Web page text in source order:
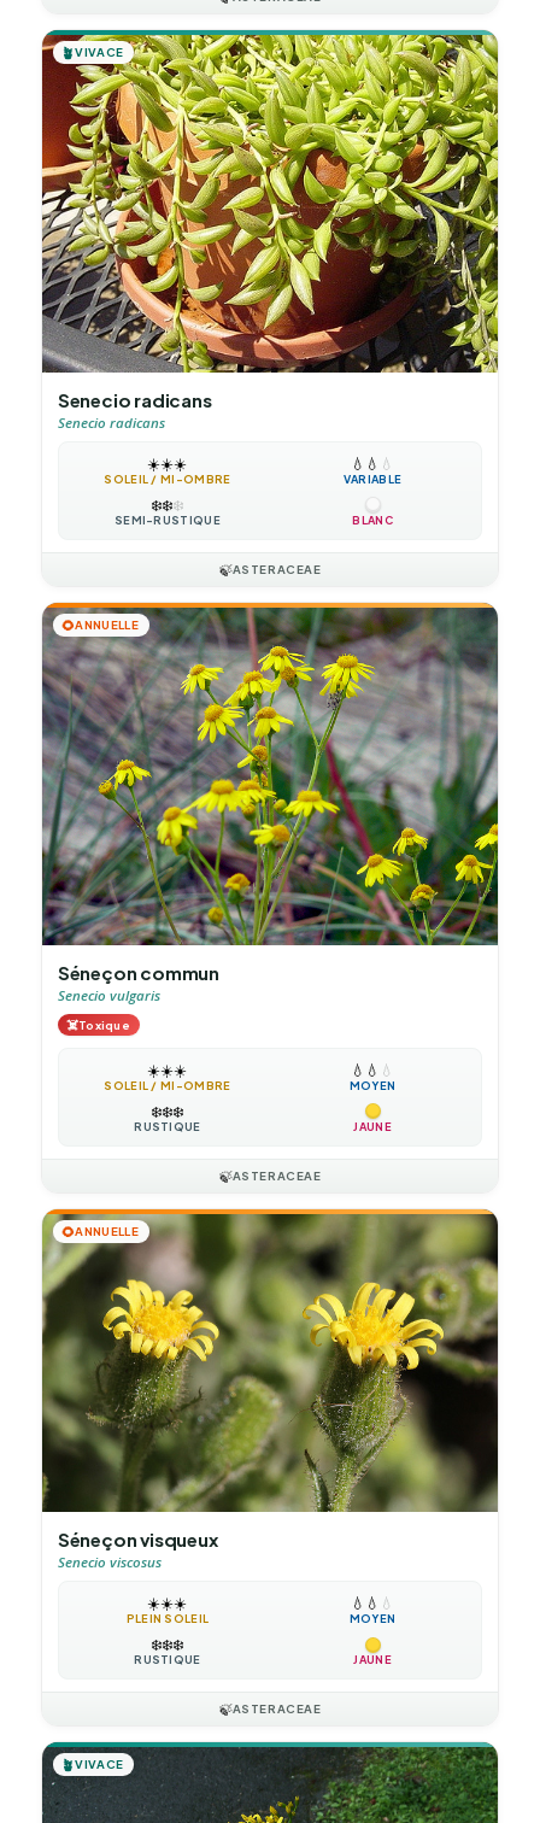
🪴VIVACE
Senecio radicans
Senecio radicans
☀️☀️☀️
SOLEIL / MI-OMBRE
💧 💧 💧
VARIABLE
❄️❄️❄️
SEMI-RUSTIQUE BLANC
🍃ASTERACEAE
🌻ANNUELLE
Séneçon commun
Senecio vulgaris
☠️Toxique
☀️☀️☀️
SOLEIL / MI-OMBRE
💧 💧 💧
MOYEN
❄️❄️❄️
RUSTIQUE JAUNE
🍃ASTERACEAE
🌻ANNUELLE
Séneçon visqueux
Senecio viscosus
☀️☀️☀️
PLEIN SOLEIL
💧 💧 💧
MOYEN
❄️❄️❄️
RUSTIQUE JAUNE
🍃ASTERACEAE
🪴VIVACE